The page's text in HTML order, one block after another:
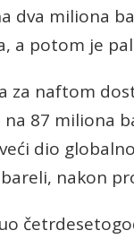
dva miliona
a potom je
za naftom
87 miliona
dio
nakon